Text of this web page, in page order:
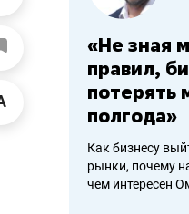
работа «Не зная
правил,
потерять
полгода»
Как бизнесу
рынки, почему
чем интересен